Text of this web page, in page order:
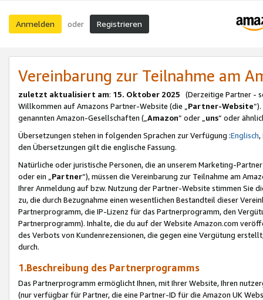
Anmelden oder Registrieren
Vereinbarung zur Teilnahme am
zuletzt aktualisiert am: 15. Oktober 2025 (Derzeitige Partner -
Willkommen auf Amazons Partner-Website (die „Partner-Website
genannten Amazon-Gesellschaften („Amazon“ oder „uns“ oder
Übersetzungen stehen in folgenden Sprachen zur Verfügung :Englisch,
den Übersetzungen gilt die englische Fassung.
Natürliche oder juristische Personen, die an unserem Marketing-
oder ein „Partner“), müssen die Vereinbarung zur Teilnahme am
Ihrer Anmeldung auf bzw. Nutzung der Partner-Website stimmen Sie
zu, die durch Bezugnahme einen wesentlichen Bestandteil dieser
Partnerprogramm, die IP-Lizenz für das Partnerprogramm, den
Partnerprogramm). Inhalte, die du auf der Website Amazon.com
des Verbots von Kundenrezensionen, die gegen eine Vergütung
durch.
1.Beschreibung des Partnerprogramms
Das Partnerprogramm ermöglicht Ihnen, mit Ihrer Website, Ihren
(nur verfügbar für Partner, die eine Partner-ID für die Amazon UK